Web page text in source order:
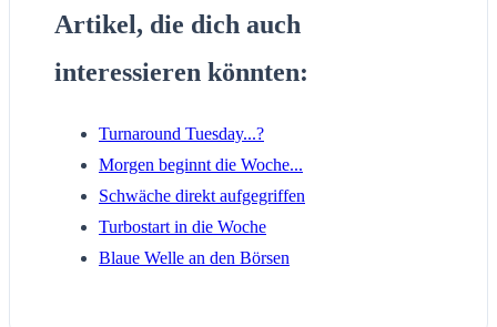
Artikel, die dich auch
interessieren könnten:
Turnaround Tuesday...?
Morgen beginnt die Woche...
Schwäche direkt aufgegriffen
Turbostart in die Woche
Blaue Welle an den Börsen